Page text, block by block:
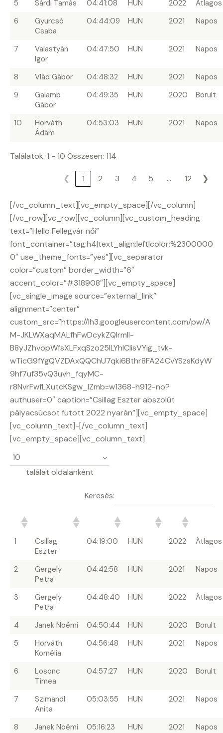
5 Sárdi Tamás 04:41:08 HUN 2022
Átlagos
6
Gyurcsó
Csaba
04:44:09 HUN 2021 Napos
7
Valastyán
Igor
04:47:50 HUN 2021 Napos
8 Vlád Gábor 04:48:32 HUN 2021
Napos
9
Galamb
Gábor
04:49:35 HUN 2020 Borult
10
Horváth
Ádám
04:53:03 HUN 2021 Napos
Találatok: 1 - 10 Összesen: 114
❮ 1 2 3 4 5 … 12 ❯
[/vc_column_text][vc_empty_space][/vc_column]
[/vc_row][vc_row][vc_column][vc_custom_heading
text=”Hello Fellegvár női”
font_container=”tag:h4|text_align:left|color:%2300000
0″ use_theme_fonts=”yes”][vc_separator
color=”custom” border_width=”6″
accent_color=”#318908″][vc_empty_space]
[vc_single_image source=”external_link”
alignment=”center”
custom_src=”https://lh3.googleusercontent.com/pw/A
M-JKLWXaqMALfhFwDcykZQlrmII-
B8yJZhvopWfsXLFxqSzo25ILYhlCIisVYig_tvk-
wTicG9fYgQVZDAxQQChU7qki6Bthr8FA24CvYSzsKdyW
9hf7uf35vQ3uvh_fqyMC-
r8NvrFwfLXutcKSgw_IZmb=w1368-h912-no?
authuser=0″ caption=”Csillag Eszter abszolút
pályacsúcsot futott 2022 nyarán”][vc_empty_space]
[vc_column_text]-[/vc_column_text]
[vc_empty_space][vc_column_text]
találat oldalanként
Keresés:
1
Csillag
Eszter
04:19:00 HUN 2022 Átlagos
2
Gergely
Petra
04:42:58 HUN 2021 Napos
3
Gergely
Petra
04:48:40 HUN 2022 Átlagos
4 Janek Noémi 04:50:44 HUN 2020
Borult
5
Horváth
Kornélia
04:56:48 HUN 2021 Napos
6
Losonc
Tímea
04:57:27 HUN 2020 Borult
7
Szimandl
Anita
05:03:55 HUN 2021 Napos
8 Janek Noémi 05:16:23 HUN 2021
Napos